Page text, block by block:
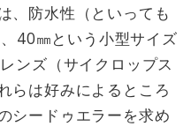
、防水性（といっても
40㎜という小型サイズ
ンズ（サイクロップス
らは好みによるところ
シードゥエラーを求め